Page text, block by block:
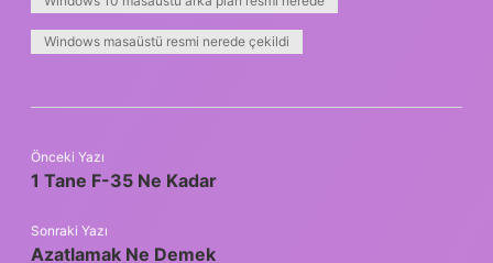
Windows masaüstü resmi nerede çekildi
Önceki Yazı
1 Tane F-35 Ne Kadar
Sonraki Yazı
Azatlamak Ne Demek